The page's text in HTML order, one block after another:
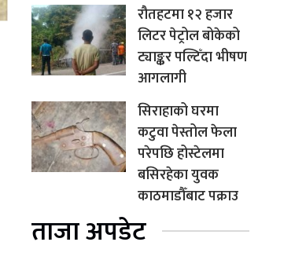
रौतहटमा १२ हजार
लिटर पेट्रोल बोकेको
ट्याङ्कर पल्टिँदा भीषण
आगलागी
सिराहाको घरमा
कटुवा पेस्तोल फेला
परेपछि होस्टेलमा
बसिरहेका युवक
काठमाडौँबाट पक्राउ
ताजा अपडेट